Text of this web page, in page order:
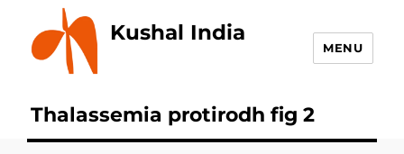
Kushal India
MENU
Thalassemia protirodh fig 2